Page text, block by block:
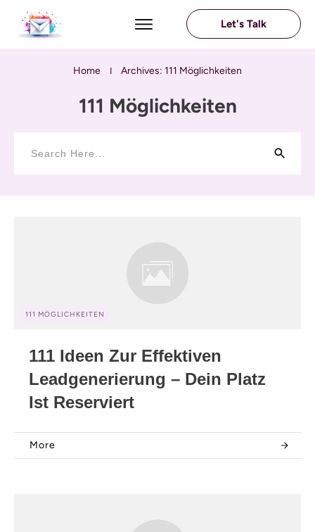
Let's Talk
Home I Archives: 111 Möglichkeiten
111 Möglichkeiten
111 MÖGLICHKEITEN
111 Ideen Zur Effektiven
Leadgenerierung – Dein Platz
Ist Reserviert
More